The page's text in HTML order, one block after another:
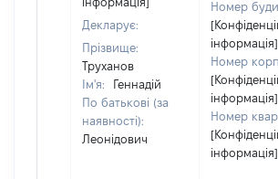
Декларує:
Прізвище:
Труханов
Ім'я:
Геннадій
По батькові (за
наявності):
Леонідович
Номер
інформація]
Номер
інформація]
Номер
інформація]